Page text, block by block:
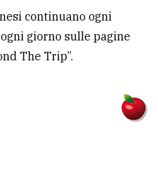
continuano ogni
giorno sulle pagine
The Trip”.